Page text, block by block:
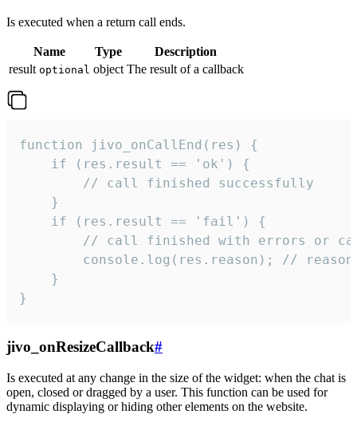
Is executed when a return call ends.
Name Type
Description
result optional object The result of a callback
function jivo_onCallEnd(res) {
    if (res.result == 'ok') {
        // call finished successfully
    }
    if (res.result == 'fail') {
// call finished with errors or
console.log(res.reason); //
    }
}
jivo_onResizeCallback#
Is executed at any change in the size of the widget: when the chat is
open, closed or dragged by a user. This function can be used for
dynamic displaying or hiding other elements on the website.